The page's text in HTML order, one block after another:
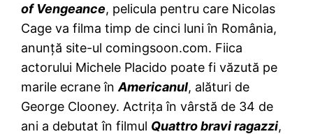
of Vengeance, pelicula pentru care Nicolas
Cage va filma timp de cinci luni în România,
anunţă site-ul comingsoon.com. Fiica
actorului Michele Placido poate fi văzută pe
marile ecrane înAmericanul, alături de
George Clooney. Actriţa în vârstă de 34 de
ani a debutat în filmul Quattro bravi ragazzi,